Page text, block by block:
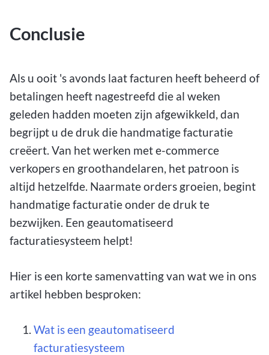
Conclusie
Als u ooit 's avonds laat facturen heeft beheerd of
betalingen heeft nagestreefd die al weken
geleden hadden moeten zijn afgewikkeld, dan
begrijpt u de druk die handmatige facturatie
creëert. Van het werken met e-commerce
verkopers en groothandelaren, het patroon is
altijd hetzelfde. Naarmate orders groeien, begint
handmatige facturatie onder de druk te
bezwijken. Een geautomatiseerd
facturatiesysteem helpt!
Hier is een korte samenvatting van wat we in ons
artikel hebben besproken:
Wat is een geautomatiseerd
facturatiesysteem